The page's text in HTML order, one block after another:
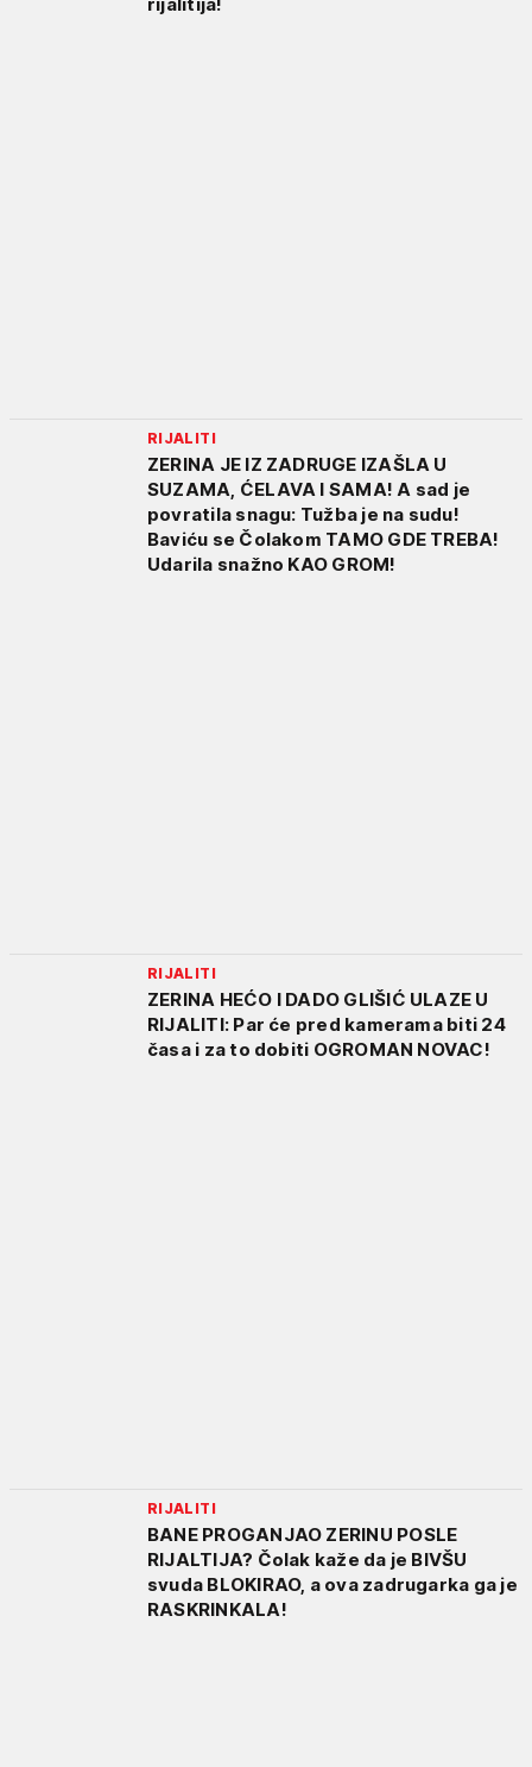
RIJALITI
ZERINA JE IZ ZADRUGE IZAŠLA U
SUZAMA, ĆELAVA I SAMA! A sad je
povratila snagu: Tužba je na sudu!
Baviću se Čolakom TAMO GDE TREBA!
Udarila snažno KAO GROM!
RIJALITI
ZERINA HEĆO I DADO GLIŠIĆ ULAZE U
RIJALITI: Par će pred kamerama biti 24
časa i za to dobiti OGROMAN NOVAC!
RIJALITI
BANE PROGANJAO ZERINU POSLE
RIJALTIJA? Čolak kaže da je BIVŠU
svuda BLOKIRAO, a ova zadrugarka ga je
RASKRINKALA!